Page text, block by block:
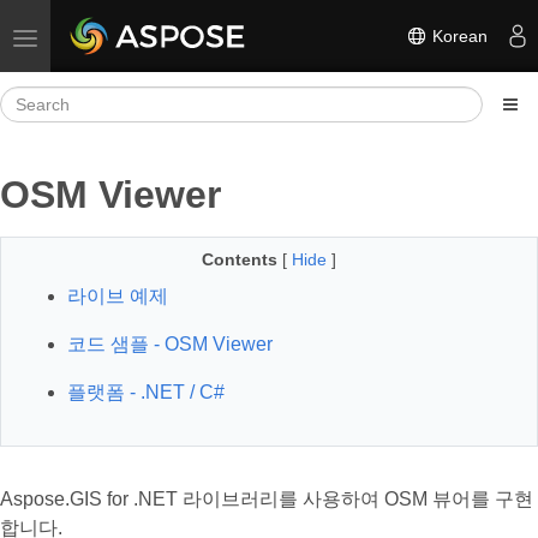
Toggle navigation Korean
OSM Viewer
Contents [ Hide ]
라이브 예제
코드 샘플 - OSM Viewer
플랫폼 - .NET / C#
Aspose.GIS for .NET 라이브러리를 사용하여 OSM 뷰어를 구현
합니다.